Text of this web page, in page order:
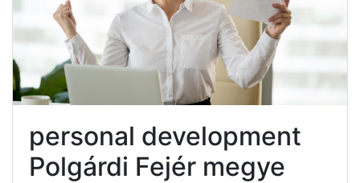
personal development
Polgárdi Fejér megye